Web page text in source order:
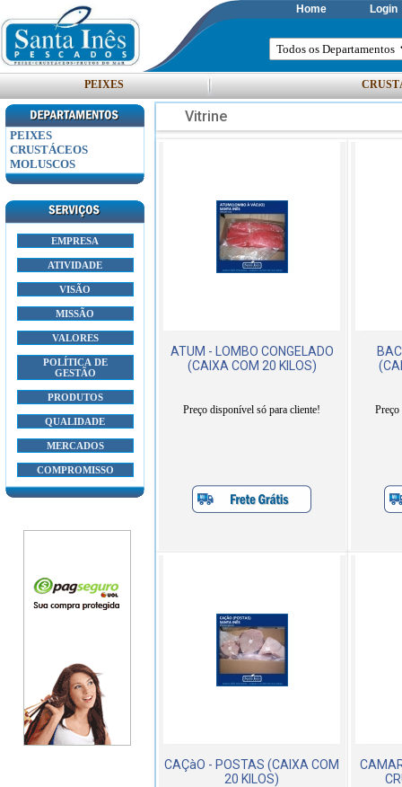
Home Login
PEIXES
PEIXES
CRUSTÁCEOS
MOLUSCOS
EMPRESA
ATIVIDADE
VISÃO
MISSÃO
VALORES
POLÍTICA DE
GESTÃO
PRODUTOS
QUALIDADE
MERCADOS
COMPROMISSO
Vitrine
ATUM - LOMBO CONGELADO
(CAIXA COM 20 KILOS)
Preço disponível só para cliente!
CAÇàO - POSTAS (CAIXA COM
20 KILOS)